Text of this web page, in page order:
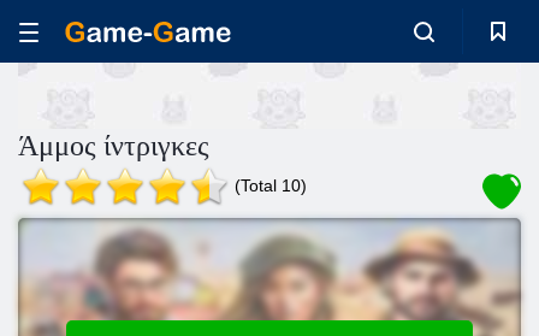
Άμμος ίντριγκες
(Total 10)